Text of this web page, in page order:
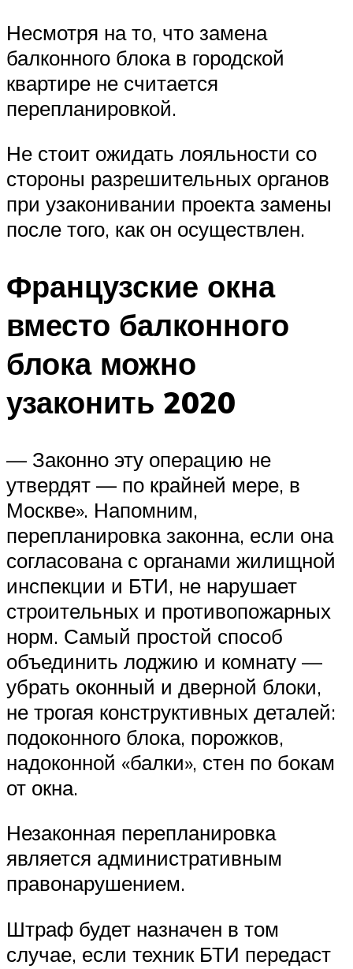
Несмотря на то, что замена
балконного блока в городской
квартире не считается
перепланировкой.
Не стоит ожидать лояльности со
стороны разрешительных органов
при узаконивании проекта замены
после того, как он осуществлен.
Французские окна
вместо балконного
блока можно
узаконить 2020
— Законно эту операцию не
утвердят — по крайней мере, в
Москве». Напомним,
перепланировка законна, если она
согласована с органами жилищной
инспекции и БТИ, не нарушает
строительных и противопожарных
норм. Самый простой способ
объединить лоджию и комнату —
убрать оконный и дверной блоки,
не трогая конструктивных деталей:
подоконного блока, порожков,
надоконной «балки», стен по бокам
от окна.
Незаконная перепланировка
является административным
правонарушением.
Штраф будет назначен в том
случае, если техник БТИ передаст